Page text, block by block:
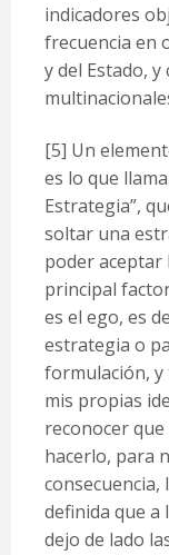
indicadores
frecuencia en
y del Estado,
[5] Un
es lo que
Estrategia”,
soltar una
poder aceptar
principal
es el ego, es
estrategia o
formulación,
mis propias
reconocer
hacerlo, para
consecuencia,
definida que a
dejo de lado